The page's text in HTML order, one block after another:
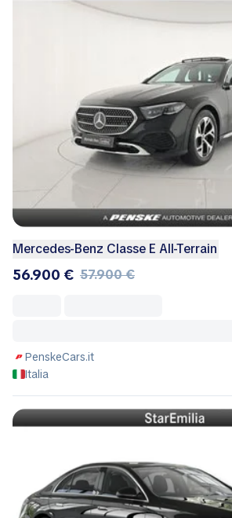
Mercedes-Benz Classe E All-Terrain
56.900 € 57.900 €
PenskeCars.it
Italia